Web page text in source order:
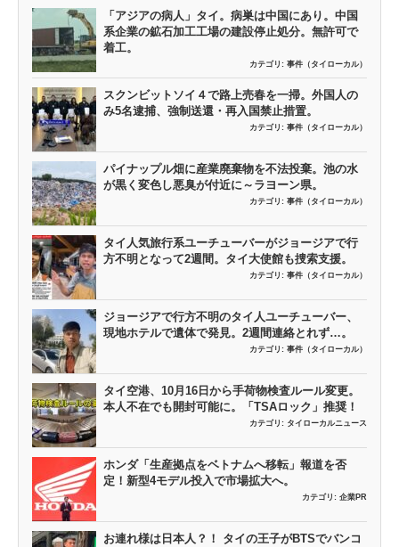
「アジアの病人」タイ。病巣は中国にあり。中国
系企業の鉱石加工工場の建設停止処分。無許可で
着工。
カテゴリ: 事件（タイローカル）
スクンビットソイ４で路上売春を一掃。外国人の
み5名逮捕、強制送還・再入国禁止措置。
カテゴリ: 事件（タイローカル）
パイナップル畑に産業廃棄物を不法投棄。池の水
が黒く変色し悪臭が付近に～ラヨーン県。
カテゴリ: 事件（タイローカル）
タイ人気旅行系ユーチューバーがジョージアで行
方不明となって2週間。タイ大使館も捜索支援。
カテゴリ: 事件（タイローカル）
ジョージアで行方不明のタイ人ユーチューバー、
現地ホテルで遺体で発見。2週間連絡とれず…。
カテゴリ: 事件（タイローカル）
タイ空港、10月16日から手荷物検査ルール変更。
本人不在でも開封可能に。「TSAロック」推奨！
カテゴリ: タイローカルニュース
ホンダ「生産拠点をベトナムへ移転」報道を否
定！新型4モデル投入で市場拡大へ。
カテゴリ: 企業PR
お連れ様は日本人？！ タイの王子がBTSでバンコ